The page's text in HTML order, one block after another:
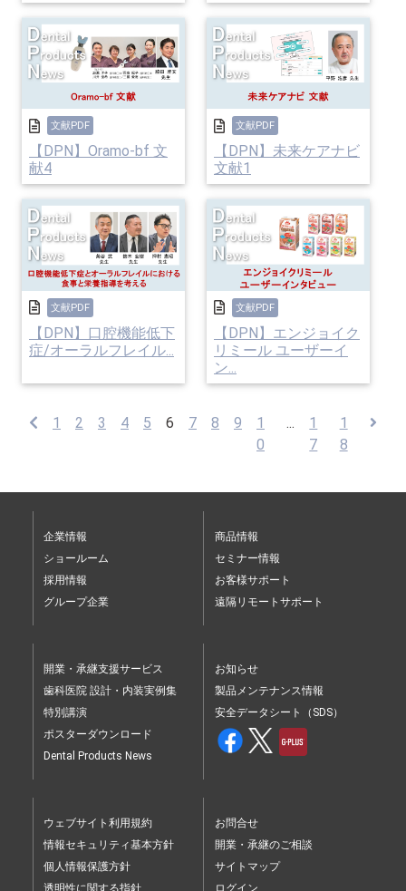
文献PDF
【DPN】Oramo-bf 文
献4
文献PDF
【DPN】未来ケアナビ
文献1
文献PDF
【DPN】口腔機能低下
症/オーラルフレイル...
文献PDF
【DPN】エンジョイク
リミール ユーザーイ
ン...
1 2 3 4 5 6 7 8 9
1
0
...
1
7
1
8
企業情報
ショールーム
採用情報
グループ企業
商品情報
セミナー情報
お客様サポート
遠隔リモートサポート
開業・承継支援サービス
歯科医院 設計・内装実例集
特別講演
ポスターダウンロード
Dental Products News
お知らせ
製品メンテナンス情報
安全データシート（SDS）
ウェブサイト利用規約
情報セキュリティ基本方針
個人情報保護方針
透明性に関する指針
お問合せ
開業・承継のご相談
サイトマップ
ログイン